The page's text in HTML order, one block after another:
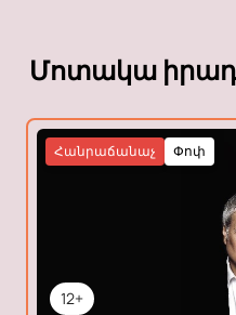
Մոտակա
12+
Փոփ
Հանրաճանաչ